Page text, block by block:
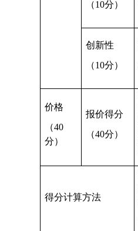
（10分）
创新性
（10分）
价格
（40
分）
报价得分
（40分）
得分计算方法